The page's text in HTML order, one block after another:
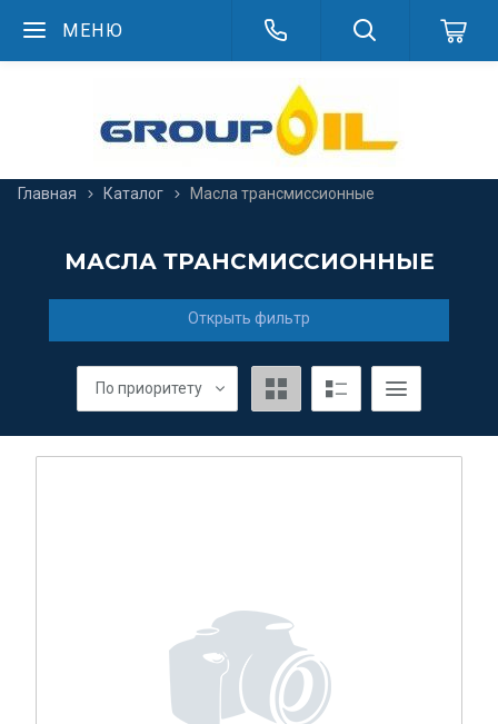
МЕНЮ
Главная Каталог Масла трансмиссионные
МАСЛА ТРАНСМИССИОННЫЕ
Открыть фильтр
По приоритету